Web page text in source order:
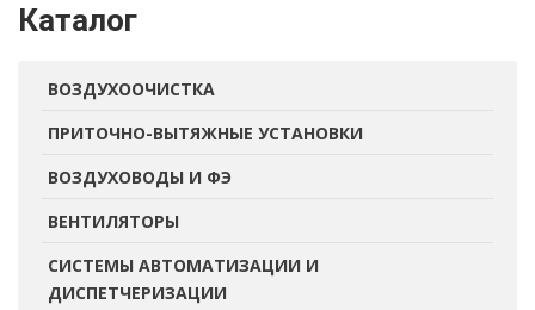
Каталог
ВОЗДУХООЧИСТКА
ПРИТОЧНО-ВЫТЯЖНЫЕ УСТАНОВКИ
ВОЗДУХОВОДЫ И ФЭ
ВЕНТИЛЯТОРЫ
СИСТЕМЫ АВТОМАТИЗАЦИИ И
ДИСПЕТЧЕРИЗАЦИИ